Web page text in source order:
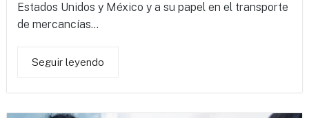
Estados Unidos y México y a su papel en el transporte
de mercancías...
Seguir leyendo